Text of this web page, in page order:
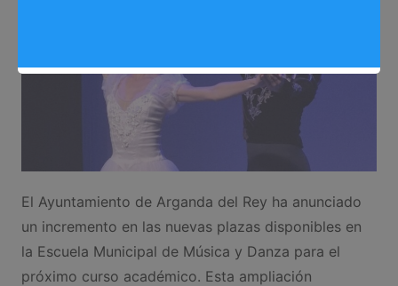
El Ayuntamiento de Arganda del Rey ha anunciado
un incremento en las nuevas plazas disponibles en
la Escuela Municipal de Música y Danza para el
próximo curso académico. Esta ampliación